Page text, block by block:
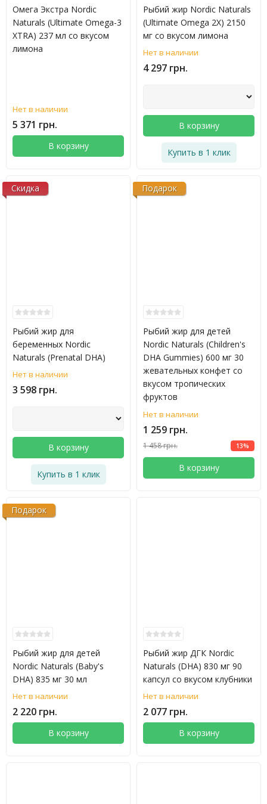
Омега Экстра Nordic
Naturals (Ultimate Omega-3
XTRA) 237 мл со вкусом
лимона
Нет в наличии
5 371 грн.
В корзину
Рыбий жир Nordic Naturals
(Ultimate Omega 2X) 2150
мг со вкусом лимона
Нет в наличии
4 297 грн.
В корзину
Купить в 1 клик
Скидка
Рыбий жир для
беременных Nordic
Naturals (Prenatal DHA)
Нет в наличии
3 598 грн.
В корзину
Купить в 1 клик
Подарок
Рыбий жир для детей
Nordic Naturals (Children's
DHA Gummies) 600 мг 30
жевательных конфет со
вкусом тропических
фруктов
Нет в наличии
1 259 грн.
1 458 грн. 13%
В корзину
Подарок
Рыбий жир для детей
Nordic Naturals (Baby's
DHA) 835 мг 30 мл
Нет в наличии
2 220 грн.
В корзину
Рыбий жир ДГК Nordic
Naturals (DHA) 830 мг 90
капсул со вкусом клубники
Нет в наличии
2 077 грн.
В корзину